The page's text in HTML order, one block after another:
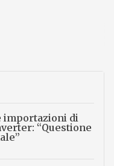
importazioni di
“Questione